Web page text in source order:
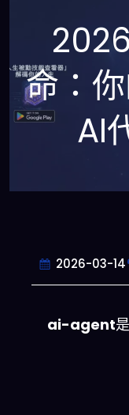
命：
AI
2026-03-14
ai-agent